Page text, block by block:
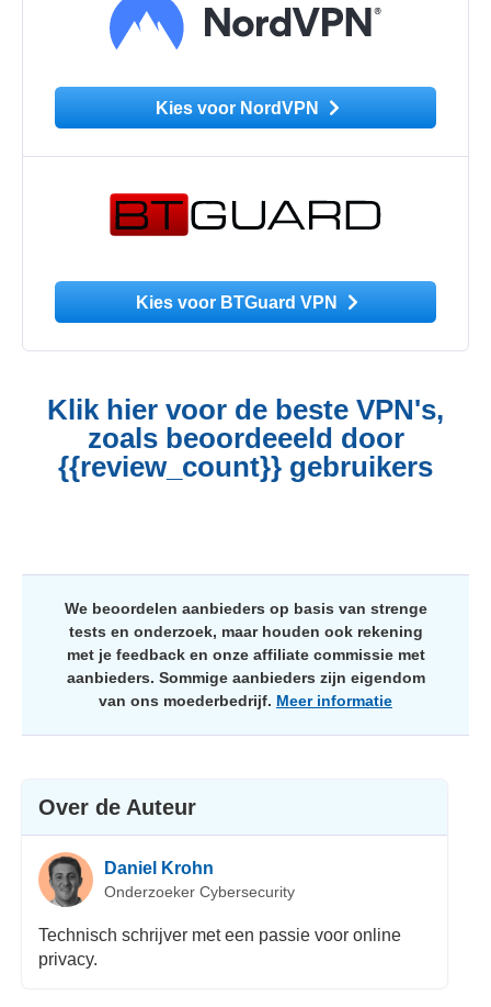
Kies voor NordVPN
Kies voor BTGuard VPN
Klik hier voor de beste VPN's,
zoals beoordeeeld door
{{review_count}} gebruikers
We beoordelen aanbieders op basis van strenge
tests en onderzoek, maar houden ook rekening
met je feedback en onze affiliate commissie met
aanbieders. Sommige aanbieders zijn eigendom
van ons moederbedrijf. Meer informatie
Over de Auteur
Daniel Krohn
Onderzoeker Cybersecurity
Technisch schrijver met een passie voor online
privacy.